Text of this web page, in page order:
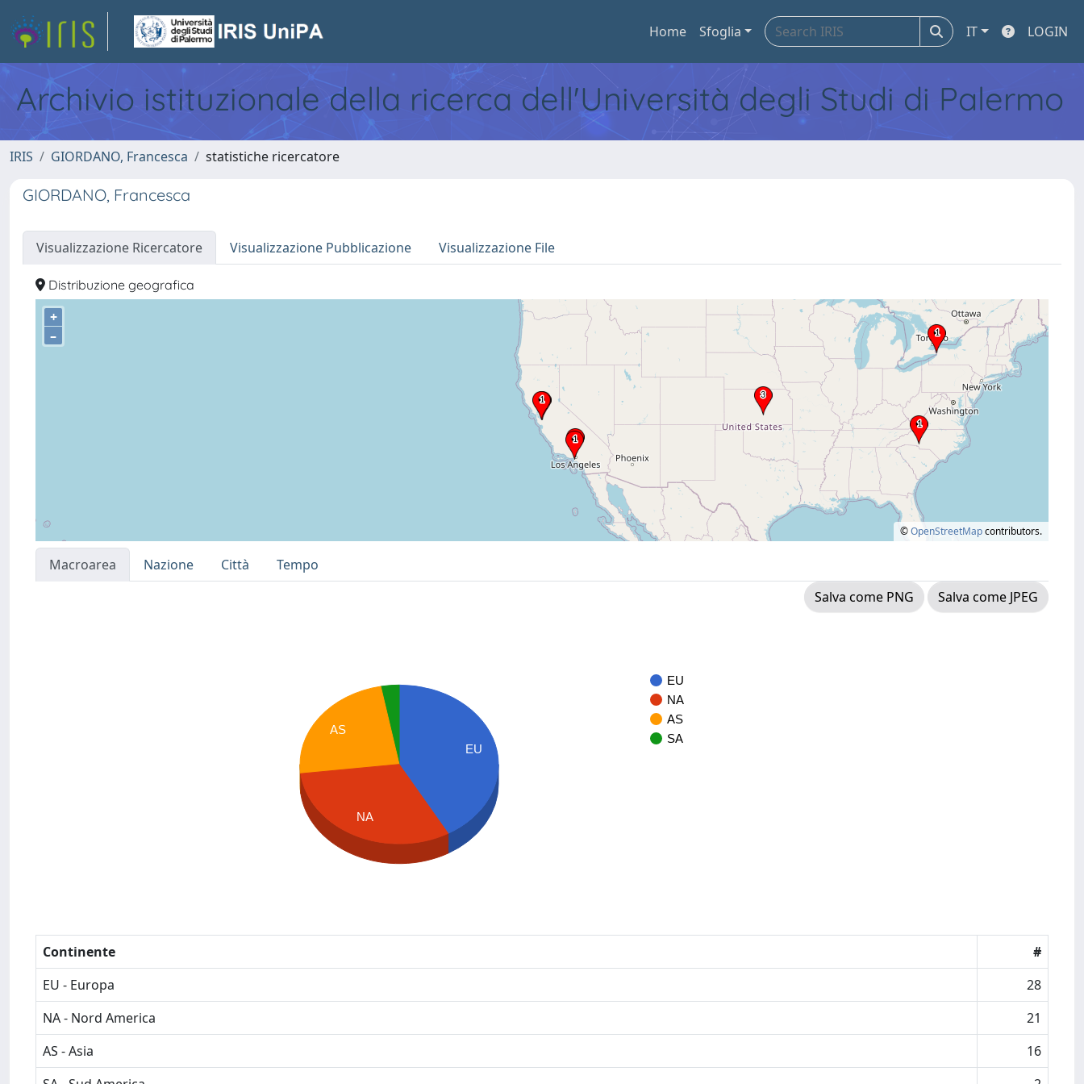
Home Sfoglia IT LOGIN
Archivio istituzionale della ricerca dell'Università degli Studi di Palermo
IRIS GIORDANO, Francesca statistiche ricercatore
GIORDANO, Francesca
Visualizzazione Ricercatore Visualizzazione Pubblicazione Visualizzazione File
Distribuzione geografica
+
–
©OpenStreetMapcontributors.
Macroarea Nazione Città
Tempo
Salva come PNG
Salva come JPEG
EU
NA
AS
SA
EU
AS
NA
Continente
#
EU - Europa
28
NA - Nord America
21
AS - Asia
16